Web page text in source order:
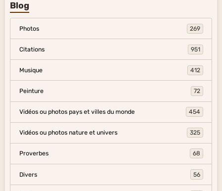
Blog
Photos 269
Citations 951
Musique 412
Peinture 72
Vidéos ou photos pays et villes du monde 454
Vidéos ou photos nature et univers 325
Proverbes 68
Divers 56